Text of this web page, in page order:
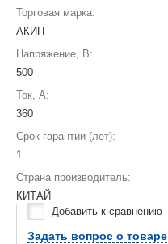
Торговая марка:
АКИП
Напряжение, В:
500
Ток, А:
360
Срок гарантии (лет):
1
Страна производитель:
КИТАЙ
Добавить к сравнению
Задать вопрос о товаре